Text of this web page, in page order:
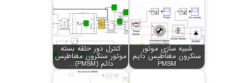
شبیه سازی موتور
سنکرون مغناطیس دایم
PMSM
کنترل دور حلقه بسته
موتور سنکرون مغناطیس
دائم (PMSM)…